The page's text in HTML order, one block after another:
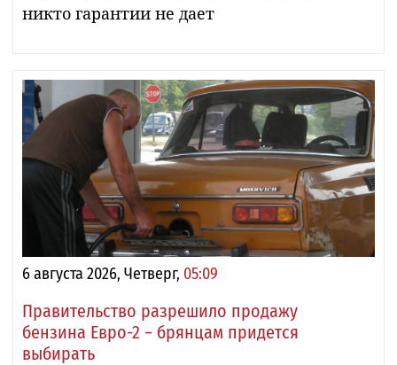
никто гарантии не дает
6 августа 2026, Четверг, 05:09
Правительство разрешило продажу
бензина Евро-2 − брянцам придется
выбирать